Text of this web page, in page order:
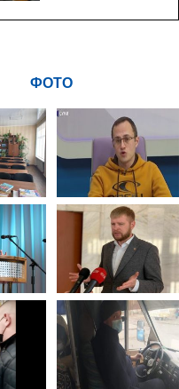
інфраструктури
ФОТО